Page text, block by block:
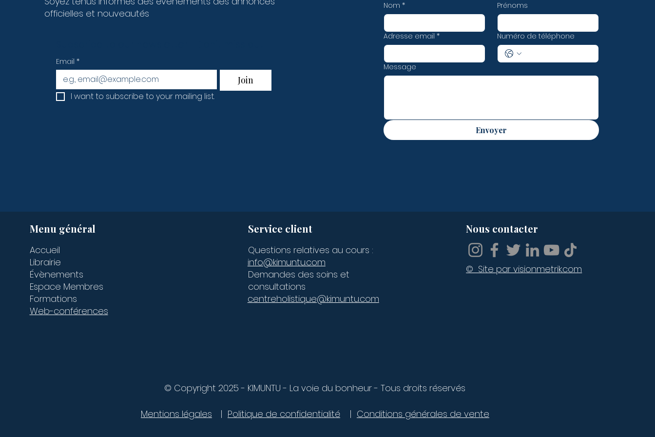
officielles et nouveautés
Email *
Join
I want to subscribe to your mailing list.
Nom * Prénoms
Adresse email * Numéro de téléphone
Message
Envoyer
Menu général
Accueil
Librairie
Évènements
Espace Membres
Formations
Web-conférences
Service client
Questions relatives au cours :
info@kimuntu.com
Demandes des soins et
consultations
centreholistique@kimuntu.com
Nous contacter
© Site par visionmetrik.com
© Copyright 2025 - KIMUNTU - La voie du bonheur - Tous droits réservés
Mentions légales | Politique de confidentialité | Conditions générales de vente